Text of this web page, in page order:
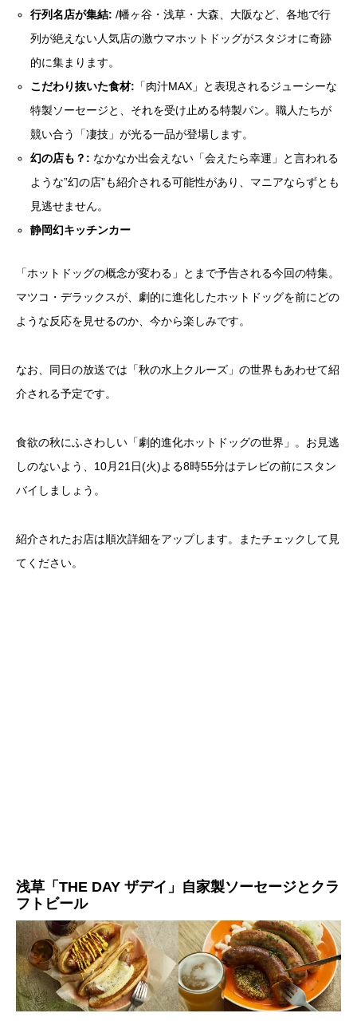
行列名店が集結: /幡ヶ谷・浅草・大森、大阪など、各地で行
列が絶えない人気店の激ウマホットドッグがスタジオに奇跡
的に集まります。
こだわり抜いた食材: 「肉汁MAX」と表現されるジューシーな
特製ソーセージと、それを受け止める特製パン。職人たちが
競い合う「凄技」が光る一品が登場します。
幻の店も？: なかなか出会えない「会えたら幸運」と言われる
ような”幻の店”も紹介される可能性があり、マニアならずとも
見逃せません。
静岡幻キッチンカー
「ホットドッグの概念が変わる」とまで予告される今回の特集。
マツコ・デラックスが、劇的に進化したホットドッグを前にどの
ような反応を見せるのか、今から楽しみです。
なお、同日の放送では「秋の水上クルーズ」の世界もあわせて紹
介される予定です。
食欲の秋にふさわしい「劇的進化ホットドッグの世界」。お見逃
しのないよう、10月21日(火)よる8時55分はテレビの前にスタン
バイしましょう。
紹介されたお店は順次詳細をアップします。またチェックして見
てください。
浅草「THE DAY ザデイ」自家製ソーセージとクラ
フトビール